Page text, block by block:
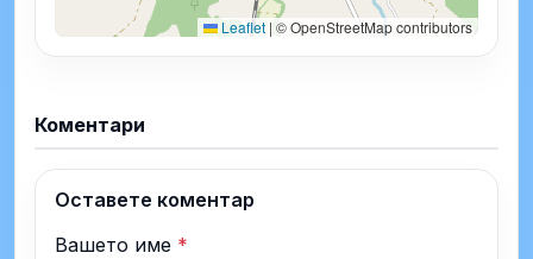
Leaflet | © OpenStreetMap contributors
Коментари
Оставете коментар
Вашето име *